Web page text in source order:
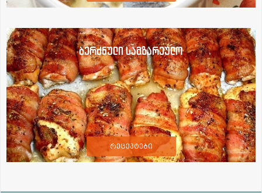
ბერძნული სამზარეულო
რეცეპტები